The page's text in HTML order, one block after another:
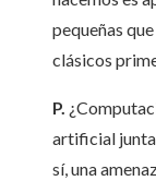
pequeñas
clásicos
P.
artificial
sí, una